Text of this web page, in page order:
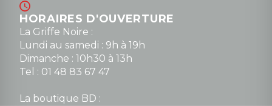
HORAIRES D'OUVERTURE
La Griffe Noire :
Lundi au samedi : 9h à 19h
Dimanche : 10h30 à 13h
Tel : 01 48 83 67 47
La boutique BD :